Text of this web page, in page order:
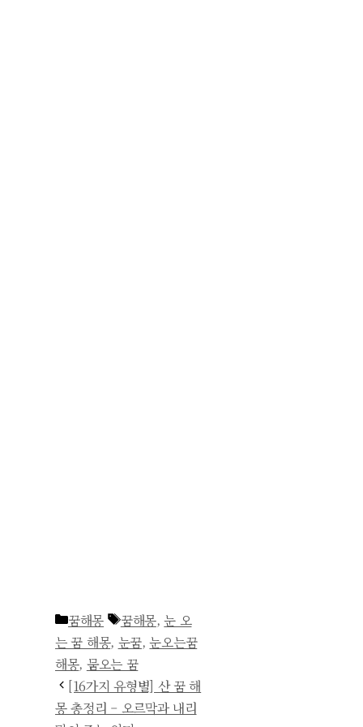
카
테
고
리
꿈해몽
태
그
꿈해몽,눈 오
는 꿈 해몽, 눈꿈,눈오는꿈
해몽, 뭄오는 꿈
[16가지 유형별] 산 꿈 해
몽 총정리 – 오르막과 내리